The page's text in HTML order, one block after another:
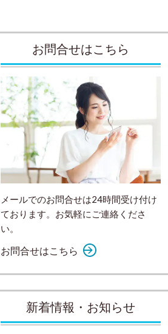
お問合せはこちら
メールでのお問合せは24時間受け付け
ております。お気軽にご連絡くださ
い。
お問合せはこちら
新着情報・お知らせ